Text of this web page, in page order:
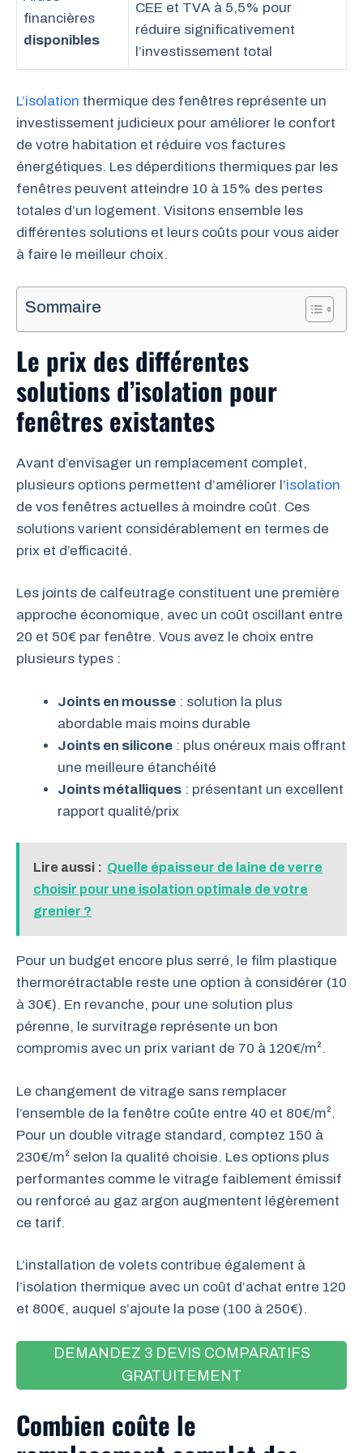
financières
disponibles
CEE et TVA à 5,5% pour
réduire significativement
l’investissement total
L’isolation thermique des fenêtres représente un
investissement judicieux pour améliorer le confort
de votre habitation et réduire vos factures
énergétiques. Les déperditions thermiques par les
fenêtres peuvent atteindre 10 à 15% des pertes
totales d’un logement. Visitons ensemble les
différentes solutions et leurs coûts pour vous aider
à faire le meilleur choix.
Sommaire
Le prix des différentes
solutions d’isolation pour
fenêtres existantes
Avant d’envisager un remplacement complet,
plusieurs options permettent d’améliorer l’isolation
de vos fenêtres actuelles à moindre coût. Ces
solutions varient considérablement en termes de
prix et d’efficacité.
Les joints de calfeutrage constituent une première
approche économique, avec un coût oscillant entre
20 et 50€ par fenêtre. Vous avez le choix entre
plusieurs types :
Joints en mousse : solution la plus
abordable mais moins durable
Joints en silicone : plus onéreux mais offrant
une meilleure étanchéité
Joints métalliques : présentant un excellent
rapport qualité/prix
Lire aussi : Quelle épaisseur de laine de verre
choisir pour une isolation optimale de votre
grenier ?
Pour un budget encore plus serré, le film plastique
thermorétractable reste une option à considérer (10
à 30€). En revanche, pour une solution plus
pérenne, le survitrage représente un bon
compromis avec un prix variant de 70 à 120€/m².
Le changement de vitrage sans remplacer
l’ensemble de la fenêtre coûte entre 40 et 80€/m².
Pour un double vitrage standard, comptez 150 à
230€/m² selon la qualité choisie. Les options plus
performantes comme le vitrage faiblement émissif
ou renforcé au gaz argon augmentent légèrement
ce tarif.
L’installation de volets contribue également à
l’isolation thermique avec un coût d’achat entre 120
et 800€, auquel s’ajoute la pose (100 à 250€).
DEMANDEZ 3 DEVIS COMPARATIFS
GRATUITEMENT
Combien coûte le